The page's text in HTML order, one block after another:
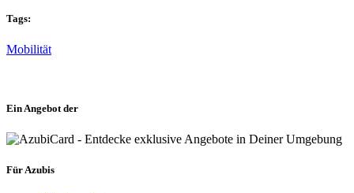
Tags:
Mobilität
Ein Angebot der
Für Azubis